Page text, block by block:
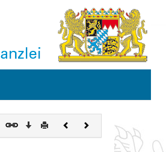
Download
DruckenVorherigesNächstes
Dokument